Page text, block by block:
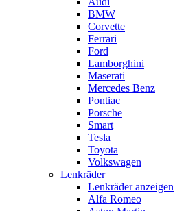
BMW
Corvette
Ferrari
Ford
Lamborghini
Maserati
Mercedes Benz
Pontiac
Porsche
Smart
Tesla
Toyota
Volkswagen
Lenkräder
Lenkräder anzeigen
Alfa Romeo